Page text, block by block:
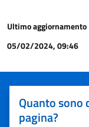
Ultimo aggiornamento
05/02/2024, 09:46
Quanto sono
pagina?